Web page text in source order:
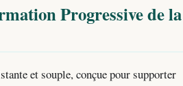
Progressive de la
et souple, conçue pour supporter